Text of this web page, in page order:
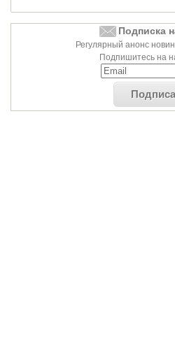
Подписка
Регулярный анонс
Подпишитесь на